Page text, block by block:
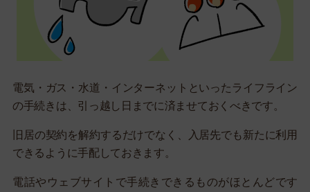
電気・ガス・水道・インターネットといったライフライン
の手続きは、引っ越し日までに済ませておくべきです。
旧居の契約を解約するだけでなく、入居先でも新たに利用
できるように手配しておきます。
電話やウェブサイトで手続きできるものがほとんどです